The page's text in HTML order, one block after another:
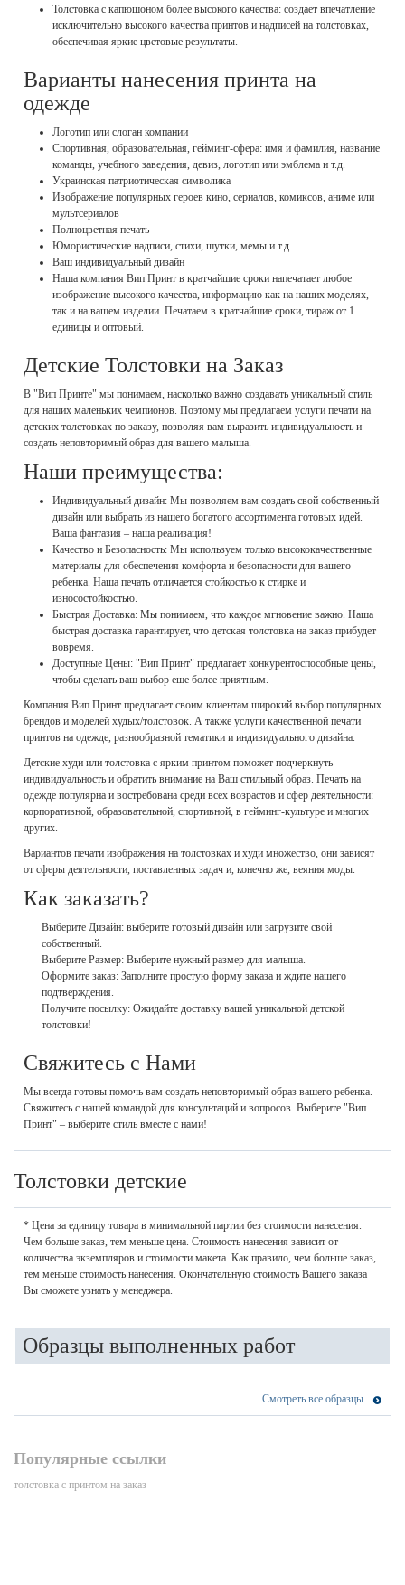
Толстовка с капюшоном более высокого качества: создает впечатление
исключительно высокого качества принтов и надписей на толстовках,
обеспечивая яркие цветовые результаты.
Варианты нанесения принта на
одежде
Логотип или слоган компании
Спортивная, образовательная, гейминг-сфера: имя и фамилия, название
команды, учебного заведения, девиз, логотип или эмблема и т.д.
Украинская патриотическая символика
Изображение популярных героев кино, сериалов, комиксов, аниме или
мультсериалов
Полноцветная печать
Юмористические надписи, стихи, шутки, мемы и т.д.
Ваш индивидуальный дизайн
Наша компания Вип Принт в кратчайшие сроки напечатает любое
изображение высокого качества, информацию как на наших моделях,
так и на вашем изделии. Печатаем в кратчайшие сроки, тираж от 1
единицы и оптовый.
Детские Толстовки на Заказ
В "Вип Принте" мы понимаем, насколько важно создавать уникальный стиль
для наших маленьких чемпионов. Поэтому мы предлагаем услуги печати на
детских толстовках по заказу, позволяя вам выразить индивидуальность и
создать неповторимый образ для вашего малыша.
Наши преимущества:
Индивидуальный дизайн: Мы позволяем вам создать свой собственный
дизайн или выбрать из нашего богатого ассортимента готовых идей.
Ваша фантазия – наша реализация!
Качество и Безопасность: Мы используем только высококачественные
материалы для обеспечения комфорта и безопасности для вашего
ребенка. Наша печать отличается стойкостью к стирке и
износостойкостью.
Быстрая Доставка: Мы понимаем, что каждое мгновение важно. Наша
быстрая доставка гарантирует, что детская толстовка на заказ прибудет
вовремя.
Доступные Цены: "Вип Принт" предлагает конкурентоспособные цены,
чтобы сделать ваш выбор еще более приятным.
Компания Вип Принт предлагает своим клиентам широкий выбор популярных
брендов и моделей худых/толстовок. А также услуги качественной печати
принтов на одежде, разнообразной тематики и индивидуального дизайна.
Детские худи или толстовка с ярким принтом поможет подчеркнуть
индивидуальность и обратить внимание на Ваш стильный образ. Печать на
одежде популярна и востребована среди всех возрастов и сфер деятельности:
корпоративной, образовательной, спортивной, в гейминг-культуре и многих
других.
Вариантов печати изображения на толстовках и худи множество, они зависят
от сферы деятельности, поставленных задач и, конечно же, веяния моды.
Как заказать?
Выберите Дизайн: выберите готовый дизайн или загрузите свой
собственный.
Выберите Размер: Выберите нужный размер для малыша.
Оформите заказ: Заполните простую форму заказа и ждите нашего
подтверждения.
Получите посылку: Ожидайте доставку вашей уникальной детской
толстовки!
Свяжитесь с Нами
Мы всегда готовы помочь вам создать неповторимый образ вашего ребенка.
Свяжитесь с нашей командой для консультаций и вопросов. Выберите "Вип
Принт" – выберите стиль вместе с нами!
Толстовки детские
* Цена за единицу товара в минимальной партии без стоимости нанесения.
Чем больше заказ, тем меньше цена. Стоимость нанесения зависит от
количества экземпляров и стоимости макета. Как правило, чем больше заказ,
тем меньше стоимость нанесения. Окончательную стоимость Вашего заказа
Вы сможете узнать у менеджера.
Образцы выполненных работ
Смотреть все образцы
Популярные ссылки
толстовка с принтом на заказ